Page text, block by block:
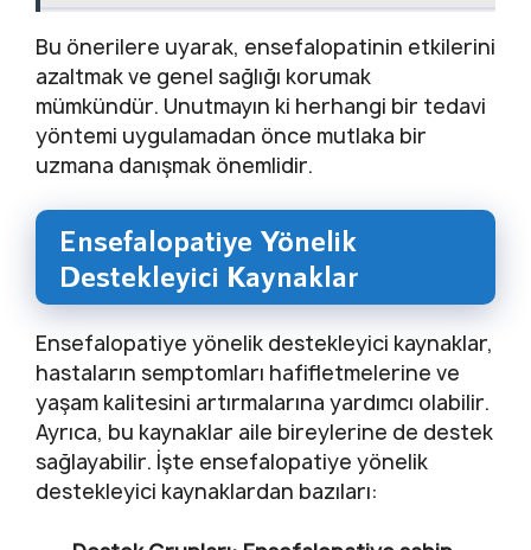
Bu önerilere uyarak, ensefalopatinin etkilerini
azaltmak ve genel sağlığı korumak
mümkündür. Unutmayın ki herhangi bir tedavi
yöntemi uygulamadan önce mutlaka bir
uzmana danışmak önemlidir.
Ensefalopatiye Yönelik
Destekleyici Kaynaklar
Ensefalopatiye yönelik destekleyici kaynaklar,
hastaların semptomları hafifletmelerine ve
yaşam kalitesini artırmalarına yardımcı olabilir.
Ayrıca, bu kaynaklar aile bireylerine de destek
sağlayabilir. İşte ensefalopatiye yönelik
destekleyici kaynaklardan bazıları: